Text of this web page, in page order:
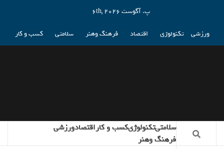
پ. آگوست 6th, 2026
ورزشی تکنولوژی اقتصاد فرهنگ وهنر سلامتی کسب و کار
سلامتیتکنولوژیکسب و کاراقتصادورزشی
فرهنگ وهنر